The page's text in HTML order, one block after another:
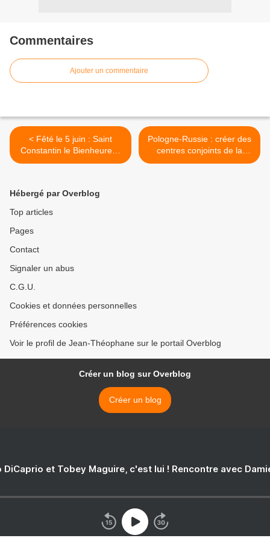
Commentaires
Ajouter un commentaire
< Fêté le 5 juin : Saint
Constantin le Bienheureux
Métropolitain de Kiev
Pologne-Russie : créer des
centres conjoints de la
mémoire historique
Hébergé par Overblog
Top articles
Pages
Contact
Signaler un abus
C.G.U.
Cookies et données personnelles
Préférences cookies
Voir le profil de Jean-Théophane sur le portail Overblog
Créer un blog sur Overblog
Créer un blog
DiCaprio et Tobey Maguire, c'est lui ! Rencontre avec